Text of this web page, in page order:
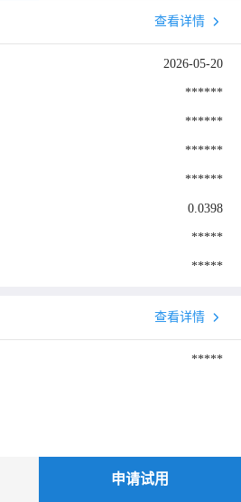
查看详情
2026-05-20
******
******
******
******
0.0398
*****
*****
查看详情
*****
申请试用